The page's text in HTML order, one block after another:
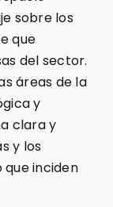
sobre los
que
del sector.
áreas de la
y
clara y
y los
inciden